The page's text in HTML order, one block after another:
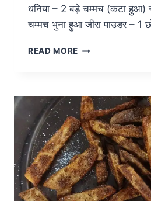
धनिया – 2 बड़े चम्मच (कटा हुआ)
चम्मच भुना हुआ जीरा पाउडर – 1
READ MORE